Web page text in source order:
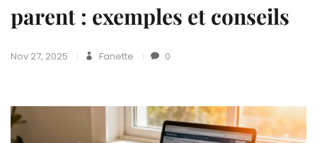
parent : exemples et conseils
Nov 27, 2025 Fanette 0